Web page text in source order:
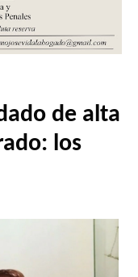
de alta
los